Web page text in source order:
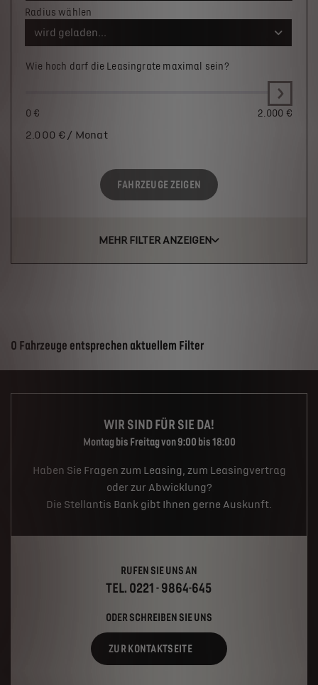
Radius wählen
wird geladen...
Wie hoch darf die Leasingrate maximal sein?
0 € 2.000 €
2.000 € / Monat
FAHRZEUGE ZEIGEN
MEHR FILTER ANZEIGEN
Suchergebnisse
0 Fahrzeuge entsprechen aktuellem Filter
WIR SIND FÜR SIE DA!
Montag bis Freitag von 9:00 bis 18:00
Haben Sie Fragen zum Leasing, zum Leasingvertrag
oder zur Abwicklung?
Die Stellantis Bank gibt Ihnen gerne Auskunft.
RUFEN SIE UNS AN
TEL. 0221 - 9864-645
ODER SCHREIBEN SIE UNS
ZUR KONTAKTSEITE